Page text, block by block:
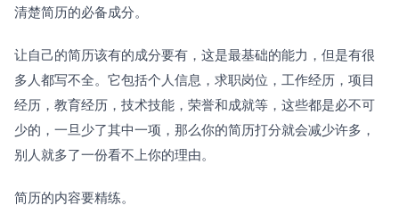
清楚简历的必备成分。
让自己的简历该有的成分要有，这是最基础的能力，但是有很
多人都写不全。它包括个人信息，求职岗位，工作经历，项目
经历，教育经历，技术技能，荣誉和成就等，这些都是必不可
少的，一旦少了其中一项，那么你的简历打分就会减少许多，
别人就多了一份看不上你的理由。
简历的内容要精练。